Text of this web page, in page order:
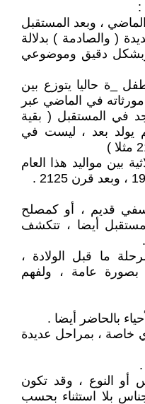
:
، وبعد المستقبل
( والصادمة ) بدلالة
وبشكل دقيق وموضوعي
_ة حاليا يتوزع بين
في الماضي عبر
في المستقبل ( بقية
يولد بعد ، ليست في
بين مواليد هذا العام
قديم ، أو كمصلح
أيضا ، تتكشف
ما قبل الولادة ،
بصورة عامة ، ولفهم
بالحاضر أيضا .
خاصة ، بمراحل عديدة
أو النوع ، وقد تكون
بلا استثناء بحسب